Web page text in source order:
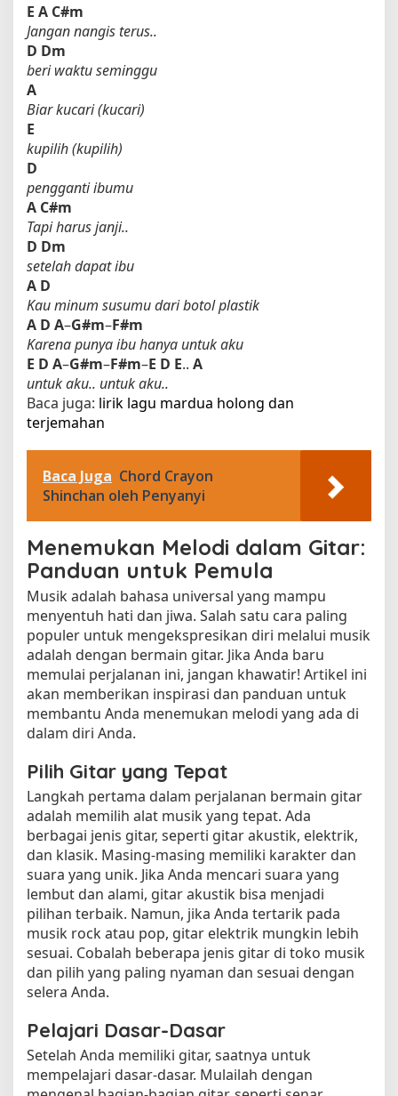
E A C#m
Jangan nangis terus..
D Dm
beri waktu seminggu
A
Biar kucari (kucari)
E
kupilih (kupilih)
D
pengganti ibumu
A C#m
Tapi harus janji..
D Dm
setelah dapat ibu
A D
Kau minum susumu dari botol plastik
A D A–G#m–F#m
Karena punya ibu hanya untuk aku
E D A–G#m–F#m–E D E.. A
untuk aku.. untuk aku..
Baca juga: lirik lagu mardua holong dan
terjemahan​
Baca Juga Chord Crayon
Shinchan oleh Penyanyi
Menemukan Melodi dalam Gitar:
Panduan untuk Pemula
Musik adalah bahasa universal yang mampu
menyentuh hati dan jiwa. Salah satu cara paling
populer untuk mengekspresikan diri melalui musik
adalah dengan bermain gitar. Jika Anda baru
memulai perjalanan ini, jangan khawatir! Artikel ini
akan memberikan inspirasi dan panduan untuk
membantu Anda menemukan melodi yang ada di
dalam diri Anda.
Pilih Gitar yang Tepat
Langkah pertama dalam perjalanan bermain gitar
adalah memilih alat musik yang tepat. Ada
berbagai jenis gitar, seperti gitar akustik, elektrik,
dan klasik. Masing-masing memiliki karakter dan
suara yang unik. Jika Anda mencari suara yang
lembut dan alami, gitar akustik bisa menjadi
pilihan terbaik. Namun, jika Anda tertarik pada
musik rock atau pop, gitar elektrik mungkin lebih
sesuai. Cobalah beberapa jenis gitar di toko musik
dan pilih yang paling nyaman dan sesuai dengan
selera Anda.
Pelajari Dasar-Dasar
Setelah Anda memiliki gitar, saatnya untuk
mempelajari dasar-dasar. Mulailah dengan